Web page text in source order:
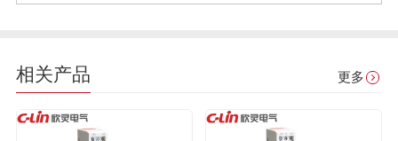
相关产品 更多